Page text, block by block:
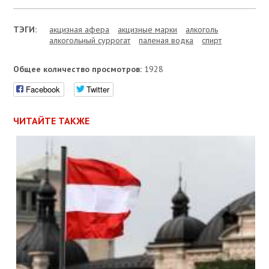
ТЭГИ: акцизная афера акцизные марки
алкоголь
алкогольный суррогат
паленая водка спирт
Общее количество просмотров: 1928
Facebook Twitter
ЧИТАЙТЕ ТАКЖЕ